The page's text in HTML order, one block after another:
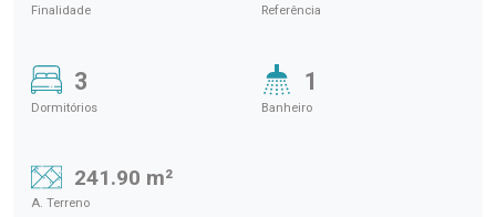
Finalidade Referência
3
Dormitórios
1
Banheiro
241.90 m²
A. Terreno